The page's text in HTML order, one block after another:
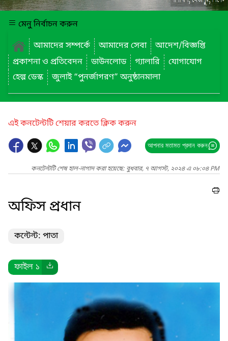
মেনু নির্বাচন করুন
আমাদের সম্পর্কে
আমাদের সেবা
আদেশ/বিজ্ঞপ্তি
প্রকাশনা ও প্রতিবেদন
ডাউনলোড গ্যালারি
যোগাযোগ
হেল্প ডেস্ক
জুলাই “পুনর্জাগরণ” অনুষ্ঠানমালা
এই কনটেন্টটি শেয়ার করতে ক্লিক করুন
আপনার মতামত প্রদান করুন
কনটেন্টটি শেষ হাল-নাগাদ করা হয়েছে: বুধবার, ৭ আগস্ট, ২০২৪ এ ০৮:০৪ PM
অফিস প্রধান
কন্টেন্ট: পাতা
ফাইল ১